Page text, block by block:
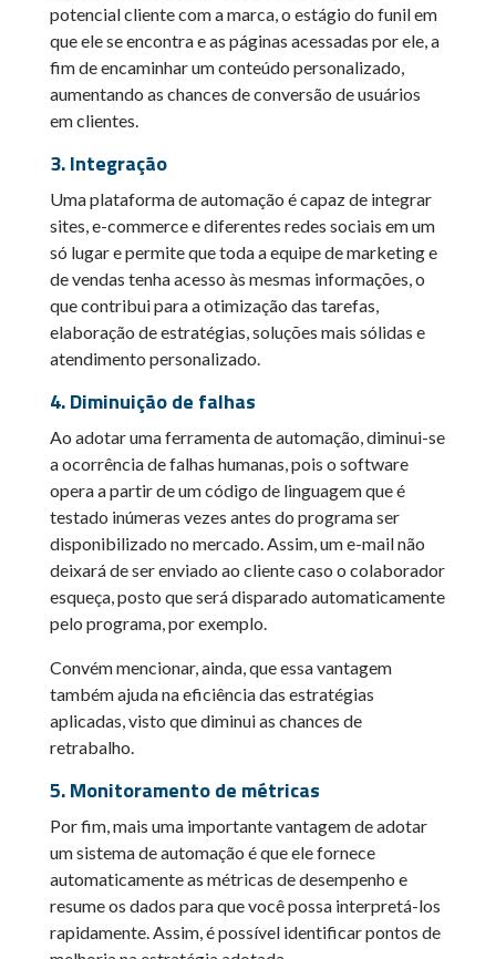
potencial cliente com a marca, o estágio do funil em
que ele se encontra e as páginas acessadas por ele, a
fim de encaminhar um conteúdo personalizado,
aumentando as chances de conversão de usuários
em clientes.
3. Integração
Uma plataforma de automação é capaz de integrar
sites, e-commerce e diferentes redes sociais em um
só lugar e permite que toda a equipe de marketing e
de vendas tenha acesso às mesmas informações, o
que contribui para a otimização das tarefas,
elaboração de estratégias, soluções mais sólidas e
atendimento personalizado.
4. Diminuição de falhas
Ao adotar uma ferramenta de automação, diminui-se
a ocorrência de falhas humanas, pois o software
opera a partir de um código de linguagem que é
testado inúmeras vezes antes do programa ser
disponibilizado no mercado. Assim, um e-mail não
deixará de ser enviado ao cliente caso o colaborador
esqueça, posto que será disparado automaticamente
pelo programa, por exemplo.
Convém mencionar, ainda, que essa vantagem
também ajuda na eficiência das estratégias
aplicadas, visto que diminui as chances de
retrabalho.
5. Monitoramento de métricas
Por fim, mais uma importante vantagem de adotar
um sistema de automação é que ele fornece
automaticamente as métricas de desempenho e
resume os dados para que você possa interpretá-los
rapidamente. Assim, é possível identificar pontos de